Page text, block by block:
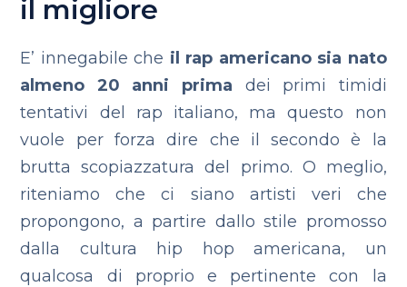
il migliore
E’ innegabile che il rap americano sia nato
almeno 20 anni prima dei primi timidi
tentativi del rap italiano, ma questo non
vuole per forza dire che il secondo è la
brutta scopiazzatura del primo. O meglio,
riteniamo che ci siano artisti veri che
propongono, a partire dallo stile promosso
dalla cultura hip hop americana, un
qualcosa di proprio e pertinente con la